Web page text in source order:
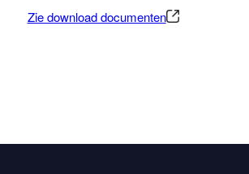
Zie download documenten